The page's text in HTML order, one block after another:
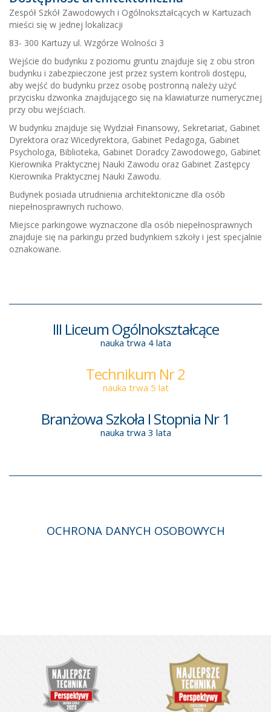
Zespół Szkół Zawodowych i Ogólnokształcących w Kartuzach
mieści się w jednej lokalizacji
83- 300 Kartuzy ul. Wzgórze Wolności 3
Wejście do budynku z poziomu gruntu znajduje się z obu stron
budynku i zabezpieczone jest przez system kontroli dostępu,
aby wejść do budynku przez osobę postronną należy użyć
przycisku dzwonka znajdującego się na klawiaturze numerycznej
przy obu wejściach.
W budynku znajduje się Wydział Finansowy, Sekretariat, Gabinet
Dyrektora oraz Wicedyrektora, Gabinet Pedagoga, Gabinet
Psychologa, Biblioteka, Gabinet Doradcy Zawodowego, Gabinet
Kierownika Praktycznej Nauki Zawodu oraz Gabinet Zastępcy
Kierownika Praktycznej Nauki Zawodu.
Budynek posiada utrudnienia architektoniczne dla osób
niepełnosprawnych ruchowo.
Miejsce parkingowe wyznaczone dla osób niepełnosprawnych
znajduje się na parkingu przed budynkiem szkoły i jest specjalnie
oznakowane.
III Liceum Ogólnokształcące
nauka trwa 4 lata
Technikum Nr 2
nauka trwa 5 lat
Branżowa Szkoła I Stopnia Nr 1
nauka trwa 3 lata
OCHRONA DANYCH OSOBOWYCH